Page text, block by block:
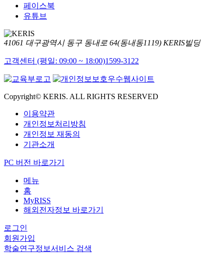
페이스북
유튜브
41061 대구광역시 동구 동내로 64(동내동1119) KERIS빌딩
고객센터 (평일: 09:00 ~ 18:00)1599-3122
Copyright© KERIS. ALL RIGHTS RESERVED
이용약관
개인정보처리방침
개인정보 재동의
기관소개
PC 버전 바로가기
메뉴
홈
MyRISS
해외전자정보 바로가기
로그인
회원가입
학술연구정보서비스 검색